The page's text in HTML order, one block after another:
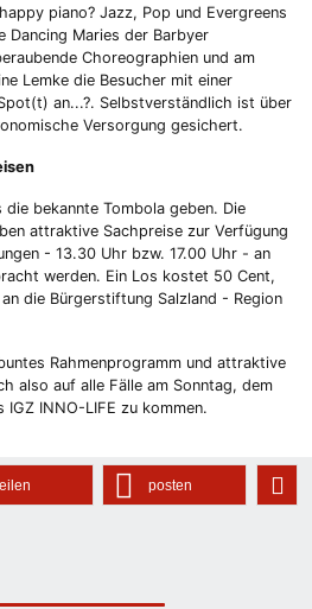
piano? Jazz, Pop und Evergreens
Dancing Maries der Barbyer
Choreographien und am
Lemke die Besucher mit einer
an...?. Selbstverständlich ist über
Versorgung gesichert.
bekannte Tombola geben. Die
attraktive Sachpreise zur Verfügung
- 13.30 Uhr bzw. 17.00 Uhr - an
werden. Ein Los kostet 50 Cent,
die Bürgerstiftung Salzland - Region
Rahmenprogramm und attraktive
also auf alle Fälle am Sonntag, dem
IGZ INNO-LIFE zu kommen.
posten